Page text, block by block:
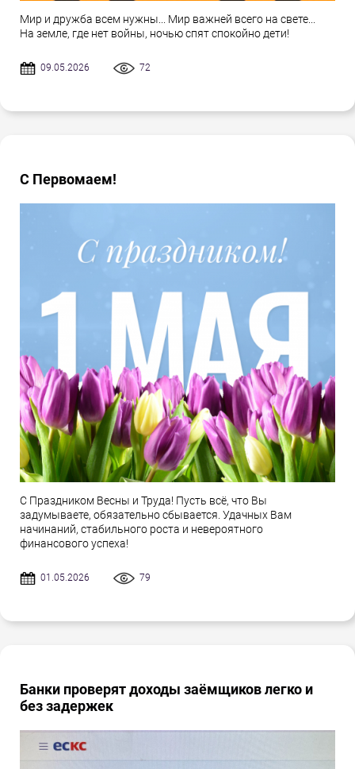
Мир и дружба всем нужны... Мир важней всего на свете...
На земле, где нет войны, ночью спят спокойно дети!
09.05.2026 72
С Первомаем!
С Праздником Весны и Труда! Пусть всё, что Вы
задумываете, обязательно сбывается. Удачных Вам
начинаний, стабильного роста и невероятного
финансового успеха!
01.05.2026 79
Банки проверят доходы заёмщиков легко и
без задержек